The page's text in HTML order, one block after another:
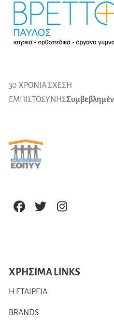
30 ΧΡΟΝΙΑ ΣΧΕΣΗ
ΕΜΠΙΣΤΟΣΥΝΗΣ
ΧΡΗΣΙΜΑ LINKS
Η ΕΤΑΙΡΕΙΑ
BRANDS